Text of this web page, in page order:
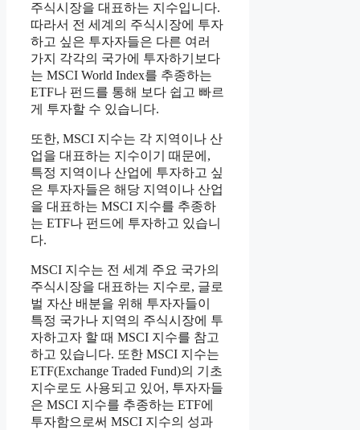
주식시장을 대표하는 지수입니다.
따라서 전 세계의 주식시장에 투자
하고 싶은 투자자들은 다른 여러
가지 각각의 국가에 투자하기보다
는 MSCI World Index를 추종하는
ETF나 펀드를 통해 보다 쉽고 빠르
게 투자할 수 있습니다.
또한, MSCI 지수는 각 지역이나 산
업을 대표하는 지수이기 때문에,
특정 지역이나 산업에 투자하고 싶
은 투자자들은 해당 지역이나 산업
을 대표하는 MSCI 지수를 추종하
는 ETF나 펀드에 투자하고 있습니
다.
MSCI 지수는 전 세계 주요 국가의
주식시장을 대표하는 지수로, 글로
벌 자산 배분을 위해 투자자들이
특정 국가나 지역의 주식시장에 투
자하고자 할 때 MSCI 지수를 참고
하고 있습니다. 또한 MSCI 지수는
ETF(Exchange Traded Fund)의 기초
지수로도 사용되고 있어, 투자자들
은 MSCI 지수를 추종하는 ETF에
투자함으로써 MSCI 지수의 성과